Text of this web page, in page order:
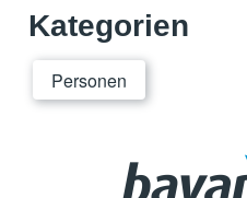
Kategorien
Personen